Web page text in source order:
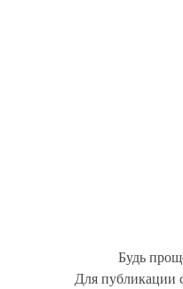
Будь
Для публикации